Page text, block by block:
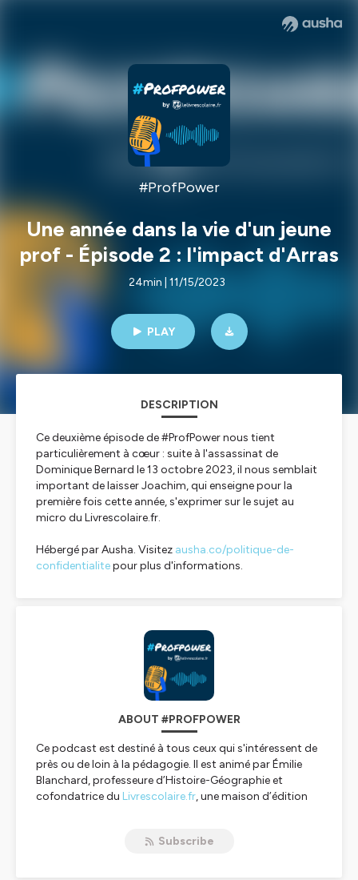
#ProfPower
Une année dans la vie d'un jeune
prof - Épisode 2 : l'impact d'Arras
24min | 11/15/2023
PLAY
DESCRIPTION
Ce deuxième épisode de #ProfPower nous tient
particulièrement à cœur : suite à l'assassinat de
Dominique Bernard le 13 octobre 2023, il nous semblait
important de laisser Joachim, qui enseigne pour la
première fois cette année, s'exprimer sur le sujet au
micro du Livrescolaire.fr.
Hébergé par Ausha. Visitez ausha.co/politique-de-
confidentialitepour plus d'informations.
ABOUT #PROFPOWER
Ce podcast est destiné à tous ceux qui s'intéressent de
près ou de loin à la pédagogie. Il est animé par Émilie
Blanchard, professeure d’Histoire-Géographie et
cofondatrice du Livrescolaire.fr, une maison d’édition
professeurs et vous propose une bonne dose
Subscribe